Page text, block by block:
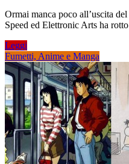
Ormai manca poco all’uscita
Speed ed Elettronic Arts ha
Leggi
Fumetti, Anime e Manga